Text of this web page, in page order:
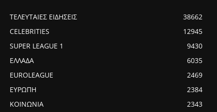
ΤΕΛΕΥΤΑΙΕΣ ΕΙΔΗΣΕΙΣ
38662
CELEBRITIES
12945
SUPER LEAGUE 1
9430
ΕΛΛΑΔΑ
6035
EUROLEAGUE
2469
ΕΥΡΩΠΗ
2384
ΚΟΙΝΩΝΙΑ
2343